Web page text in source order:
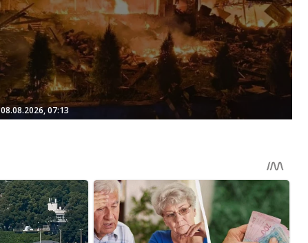
08.08.2026, 07:13